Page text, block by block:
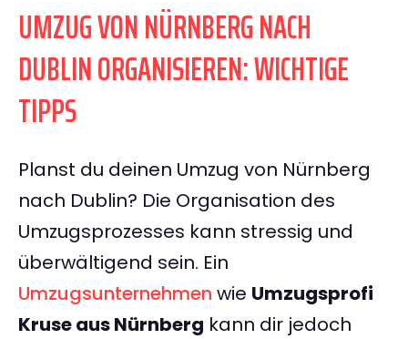
UMZUG VON NÜRNBERG NACH
DUBLIN ORGANISIEREN: WICHTIGE
TIPPS
Planst du deinen Umzug von Nürnberg
nach Dublin? Die Organisation des
Umzugsprozesses kann stressig und
überwältigend sein. Ein
Umzugsunternehmen wie Umzugsprofi
Kruse aus Nürnberg kann dir jedoch